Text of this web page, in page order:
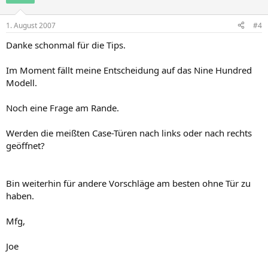
1. August 2007 #4
Danke schonmal für die Tips.
Im Moment fällt meine Entscheidung auf das Nine Hundred
Modell.
Noch eine Frage am Rande.
Werden die meißten Case-Türen nach links oder nach rechts
geöffnet?
Bin weiterhin für andere Vorschläge am besten ohne Tür zu
haben.
Mfg,
Joe